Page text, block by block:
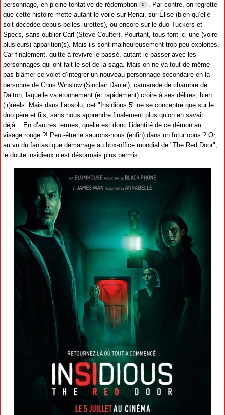
personnage, en pleine tentative de rédemption
. Par contre, on regrette
que cette histoire mette autant le voile sur Renai, sur Élise (bien qu’elle
soit décédée depuis belles lurettes), ou encore sur le duo Tuckers et
Specs, sans oublier Carl (Steve Coulter). Pourtant, tous font ici une (voire
plusieurs) apparition(s). Mais ils sont malheureusement trop peu exploités.
Car finalement, quitte à revivre le passé, autant le passer avec les
personnages qui ont fait le sel de la saga. Mais on ne va tout de même
pas blâmer ce volet d’intégrer un nouveau personnage secondaire en la
personne de Chris Winslow (Sinclair Daniel), camarade de chambre de
Dalton, laquelle va étonnement (et rapidement) croire à ses délires, bien
(ir)réels. Mais dans l’absolu, cet "Insidious 5" ne se concentre que sur le
duo père et fils, sans nous apprendre finalement plus qu’on en savait
déjà... En d’autres termes, quelle est donc l’identité de ce démon au
visage rouge ?! Peut-être le saurons-nous (enfin) dans un futur opus ? Or,
au vu du fantastique démarrage au box-office mondial de "The Red Door",
le doute insidieux n’est désormais plus permis...